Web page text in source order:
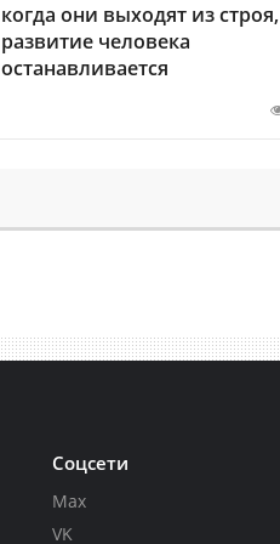
когда они выходят из строя,
развитие человека
останавливается
Соцсети
Max
VK